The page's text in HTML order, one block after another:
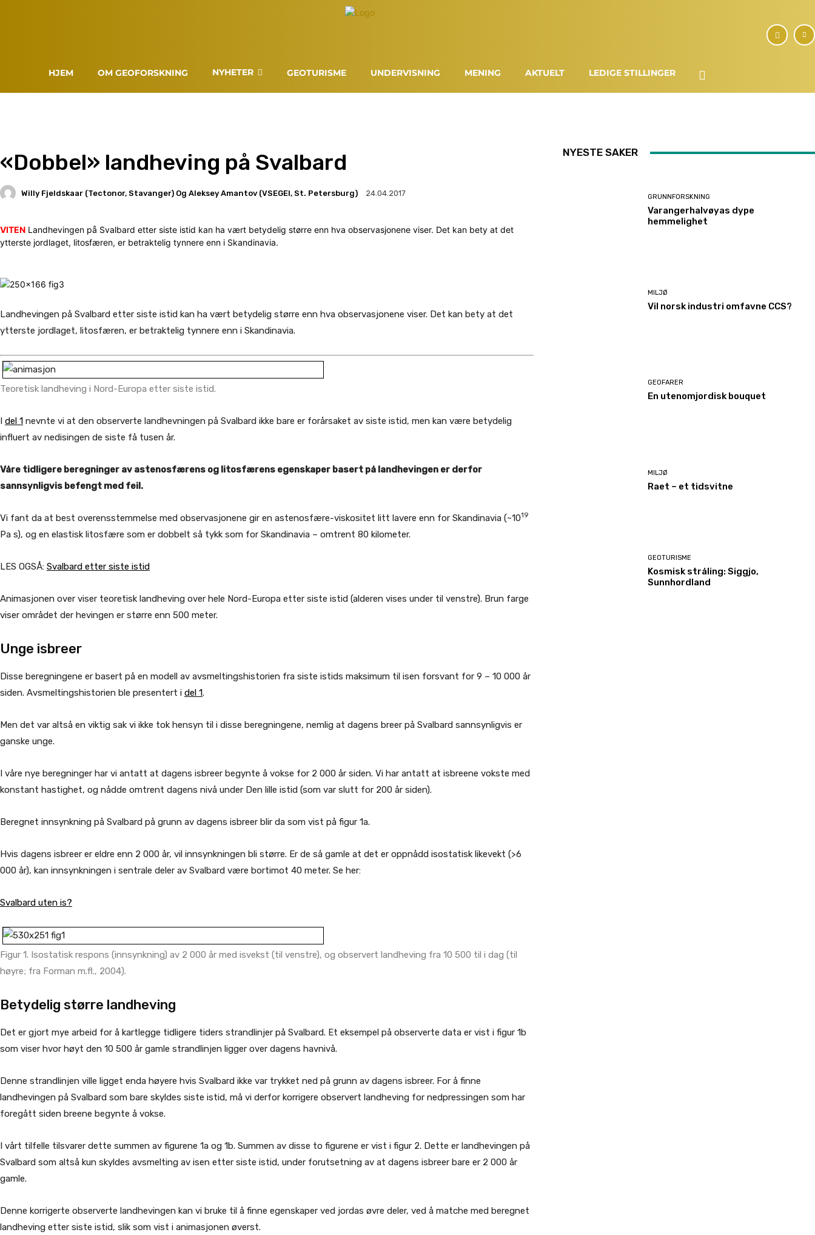
HJEM OM GEOFORSKNING NYHETER GEOTURISME UNDERVISNING MENING AKTUELT LEDIGE STILLINGER
«Dobbel» landheving på Svalbard
Willy Fjeldskaar (Tectonor, Stavanger) Og Aleksey Amantov (VSEGEI, St. Petersburg) 24.04.2017
VITEN Landhevingen på Svalbard etter siste istid kan ha vært betydelig større enn hva observasjonene viser. Det kan bety at det
ytterste jordlaget, litosfæren, er betraktelig tynnere enn i Skandinavia.
Landhevingen på Svalbard etter siste istid kan ha vært betydelig større enn hva observasjonene viser. Det kan bety at det
ytterste jordlaget, litosfæren, er betraktelig tynnere enn i Skandinavia.
Teoretisk landheving i Nord-Europa etter siste istid.
I del 1 nevnte vi at den observerte landhevningen på Svalbard ikke bare er forårsaket av siste istid, men kan være betydelig
influert av nedisingen de siste få tusen år.
Våre tidligere beregninger av astenosfærens og litosfærens egenskaper basert på landhevingen er derfor
sannsynligvis befengt med feil.
Vi fant da at best overensstemmelse med observasjonene gir en astenosfære-viskositet litt lavere enn for Skandinavia (~1019
Pa s), og en elastisk litosfære som er dobbelt så tykk som for Skandinavia – omtrent 80 kilometer.
LES OGSÅ: Svalbard etter siste istid
Animasjonen over viser teoretisk landheving over hele Nord-Europa etter siste istid (alderen vises under til venstre). Brun farge
viser området der hevingen er større enn 500 meter.
Unge isbreer
Disse beregningene er basert på en modell av avsmeltingshistorien fra siste istids maksimum til isen forsvant for 9 – 10 000 år
siden. Avsmeltingshistorien ble presentert i del 1.
Men det var altså en viktig sak vi ikke tok hensyn til i disse beregningene, nemlig at dagens breer på Svalbard sannsynligvis er
ganske unge.
I våre nye beregninger har vi antatt at dagens isbreer begynte å vokse for 2 000 år siden. Vi har antatt at isbreene vokste med
konstant hastighet, og nådde omtrent dagens nivå under Den lille istid (som var slutt for 200 år siden).
Beregnet innsynkning på Svalbard på grunn av dagens isbreer blir da som vist på figur 1a.
Hvis dagens isbreer er eldre enn 2 000 år, vil innsynkningen bli større. Er de så gamle at det er oppnådd isostatisk likevekt (>6
000 år), kan innsynkningen i sentrale deler av Svalbard være bortimot 40 meter. Se her:
Svalbard uten is?
Figur 1. Isostatisk respons (innsynkning) av 2 000 år med isvekst (til venstre), og observert landheving fra 10 500 til i dag (til
høyre; fra Forman m.fl., 2004).
Betydelig større landheving
Det er gjort mye arbeid for å kartlegge tidligere tiders strandlinjer på Svalbard. Et eksempel på observerte data er vist i figur 1b
som viser hvor høyt den 10 500 år gamle strandlinjen ligger over dagens havnivå.
Denne strandlinjen ville ligget enda høyere hvis Svalbard ikke var trykket ned på grunn av dagens isbreer. For å finne
landhevingen på Svalbard som bare skyldes siste istid, må vi derfor korrigere observert landheving for nedpressingen som har
foregått siden breene begynte å vokse.
I vårt tilfelle tilsvarer dette summen av figurene 1a og 1b. Summen av disse to figurene er vist i figur 2. Dette er landhevingen på
Svalbard som altså kun skyldes avsmelting av isen etter siste istid, under forutsetning av at dagens isbreer bare er 2 000 år
gamle.
Denne korrigerte observerte landhevingen kan vi bruke til å finne egenskaper ved jordas øvre deler, ved å matche med beregnet
landheving etter siste istid, slik som vist i animasjonen øverst.
NYESTE SAKER
GRUNNFORSKNING
Varangerhalvøyas dype
hemmelighet
MILJØ
Vil norsk industri omfavne CCS?
GEOFARER
En utenomjordisk bouquet
MILJØ
Raet – et tidsvitne
GEOTURISME
Kosmisk stråling: Siggjo,
Sunnhordland